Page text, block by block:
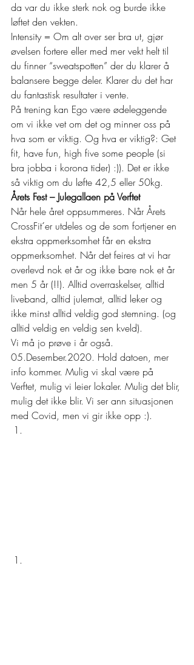
da var du ikke sterk nok og burde ikke
løftet den vekten.
Intensity = Om alt over ser bra ut, gjør
øvelsen fortere eller med mer vekt helt til
du finner “sweatspotten” der du klarer å
balansere begge deler. Klarer du det har
du fantastisk resultater i vente.
På trening kan Ego være ødeleggende
om vi ikke vet om det og minner oss på
hva som er viktig. Og hva er viktig?: Get
fit, have fun, high five some people (si
bra jobba i korona tider) :)). Det er ikke
så viktig om du løfte 42,5 eller 50kg.
Årets Fest – Julegallaen på Verftet
Når hele året oppsummeres. Når Årets
CrossFit´er utdeles og de som fortjener en
ekstra oppmerksomhet får en ekstra
oppmerksomhet. Når det feires at vi har
overlevd nok et år og ikke bare nok et år
men 5 år (!!). Alltid overraskelser, alltid
liveband, alltid julemat, alltid leker og
ikke minst alltid veldig god stemning. (og
alltid veldig en veldig sen kveld).
Vi må jo prøve i år også.
05.Desember.2020. Hold datoen, mer
info kommer. Mulig vi skal være på
Verftet, mulig vi leier lokaler. Mulig det blir,
mulig det ikke blir. Vi ser ann situasjonen
med Covid, men vi gir ikke opp :).